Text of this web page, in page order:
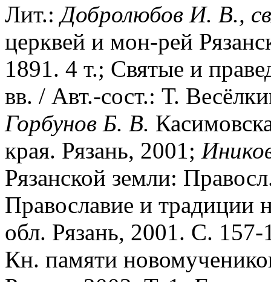
Лит.:Добролюбов И. В.,
церквей и мон-рей
1891. 4 т.; Святые и
вв. / Авт.-сост.: Т.
Горбунов Б. В.
края. Рязань, 2001;
Рязанской земли:
Православие и традиции
обл. Рязань, 2001. С.
Кн. памяти